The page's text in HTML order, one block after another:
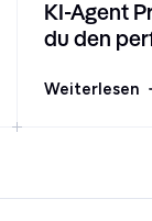
KI-Agent
du den
Weiterlesen